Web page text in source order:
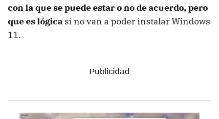
con la que se puede estar o no de acuerdo, pero
que es lógica si no van a poder instalar Windows
11.